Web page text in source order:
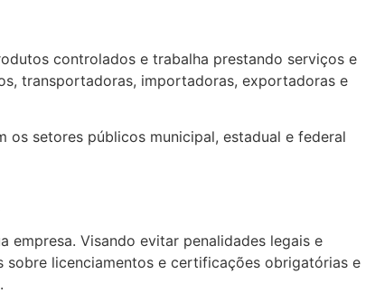
controlados e trabalha prestando serviços e
transportadoras, importadoras, exportadoras e
setores públicos municipal, estadual e federal
empresa. Visando evitar penalidades legais e
sobre licenciamentos e certificações obrigatórias e